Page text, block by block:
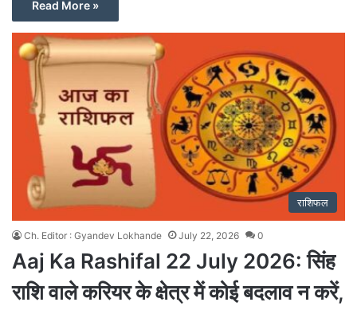
Read More »
राशिफल
Ch. Editor : Gyandev Lokhande July 22, 2026 0
Aaj Ka Rashifal 22 July 2026: सिंह
राशि वाले करियर के क्षेत्र में कोई बदलाव न करें,